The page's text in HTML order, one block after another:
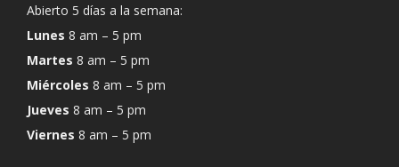
Abierto 5 días a la semana:
Lunes 8 am – 5 pm
Martes 8 am – 5 pm
Miércoles 8 am – 5 pm
Jueves 8 am – 5 pm
Viernes 8 am – 5 pm